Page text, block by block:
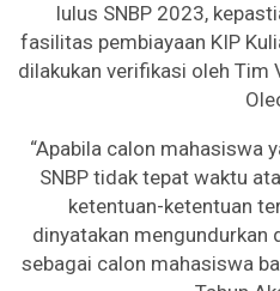
lulus SNBP 2023,
fasilitas pembiayaan KIP
dilakukan verifikasi oleh Tim
“Apabila calon mahasiswa
SNBP tidak tepat waktu
ketentuan-ketentuan
dinyatakan mengundurkan
sebagai calon mahasiswa